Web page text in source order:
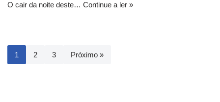
O cair da noite deste… Continue a ler »
1 2 3 Próximo »